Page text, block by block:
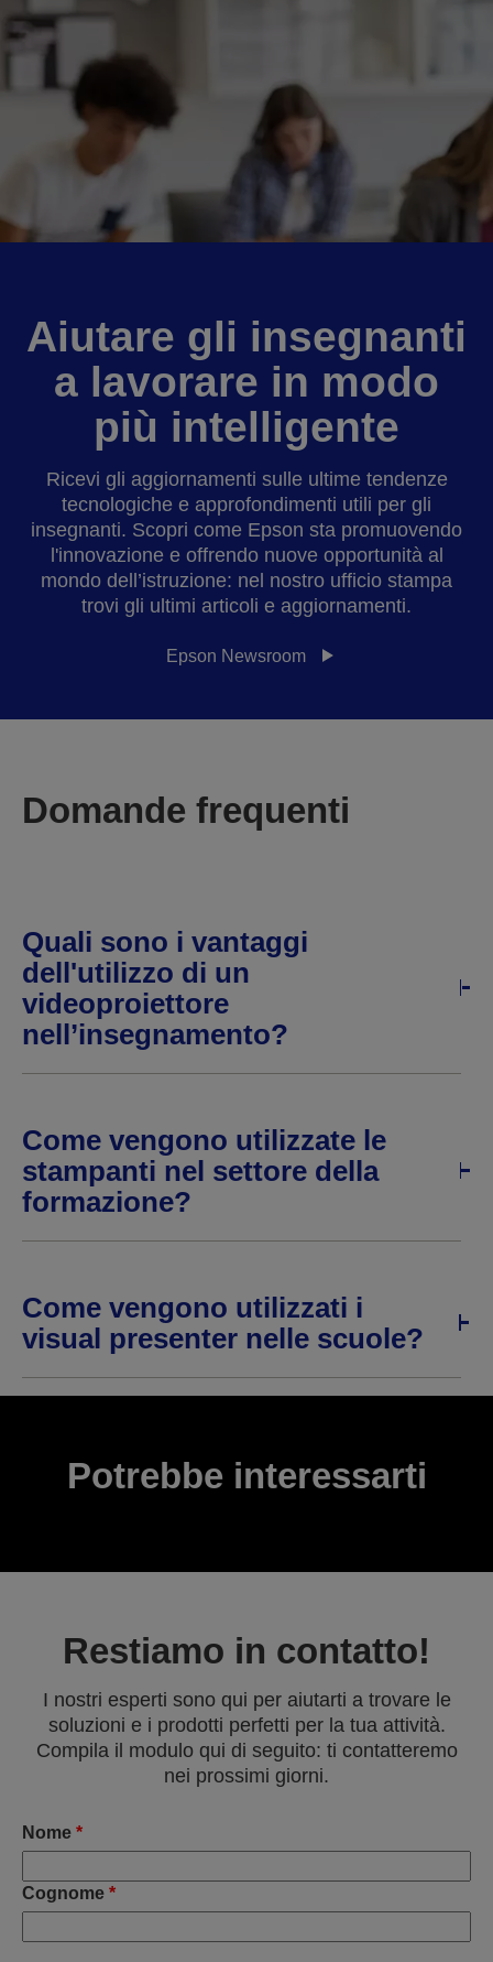
Aiutare gli insegnanti
a lavorare in modo
più intelligente
Ricevi gli aggiornamenti sulle ultime tendenze
tecnologiche e approfondimenti utili per gli
insegnanti. Scopri come Epson sta promuovendo
l'innovazione e offrendo nuove opportunità al
mondo dell’istruzione: nel nostro ufficio stampa
trovi gli ultimi articoli e aggiornamenti.
Epson Newsroom
Domande frequenti
Quali sono i vantaggi
dell'utilizzo di un
videoproiettore
nell’insegnamento?
Come vengono utilizzate le
stampanti nel settore della
formazione?
Come vengono utilizzati i
visual presenter nelle scuole?
Potrebbe interessarti
Restiamo in contatto!
I nostri esperti sono qui per aiutarti a trovare le
soluzioni e i prodotti perfetti per la tua attività.
Compila il modulo qui di seguito: ti contatteremo
nei prossimi giorni.
Nome *
Cognome *